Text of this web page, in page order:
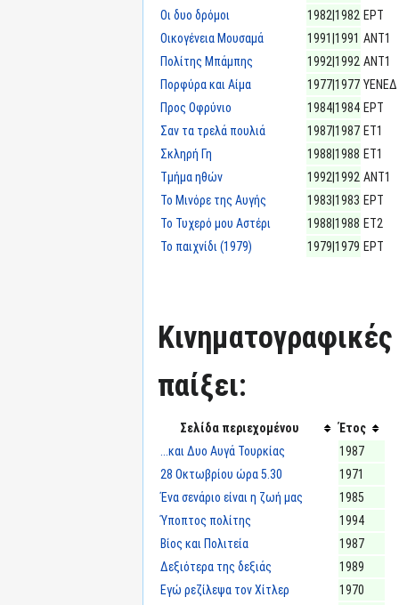
Οι δυο δρόμοι
1982|1982 ΕΡΤ
Οικογένεια Μουσαμά
1991|1991 ΑΝΤ1
Πολίτης Μπάμπης
1992|1992 ΑΝΤ1
Πορφύρα και Αίμα
1977|1977 ΥΕΝΕΔ
Προς Οφρύνιο
1984|1984 ΕΡΤ
Σαν τα τρελά πουλιά
1987|1987 ΕΤ1
Σκληρή Γη
1988|1988 ΕΤ1
Τμήμα ηθών
1992|1992 ΑΝΤ1
Το Μινόρε της Αυγής
1983|1983 ΕΡΤ
Το Τυχερό μου Αστέρι
1988|1988 ΕΤ2
Το παιχνίδι (1979)
1979|1979 ΕΡΤ
Κινηματογραφικές
παίξει:
Σελίδα περιεχομένου
Έτος
...και Δυο Αυγά Τουρκίας
1987
28 Οκτωβρίου ώρα 5.30
1971
Ένα σενάριο είναι η ζωή μας
1985
Ύποπτος πολίτης
1994
Βίος και Πολιτεία
1987
Δεξιότερα της δεξιάς
1989
Εγώ ρεζίλεψα τον Χίτλερ
1970